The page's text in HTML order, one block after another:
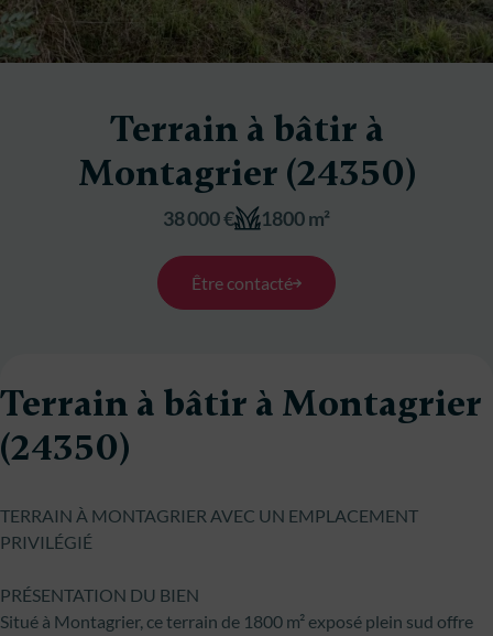
Terrain à bâtir à
Montagrier (24350)
38 000 € 1800 m²
Être contacté
Terrain à bâtir à Montagrier
(24350)
TERRAIN À MONTAGRIER AVEC UN EMPLACEMENT
PRIVILÉGIÉ
PRÉSENTATION DU BIEN
Situé à Montagrier, ce terrain de 1800 m² exposé plein sud offre